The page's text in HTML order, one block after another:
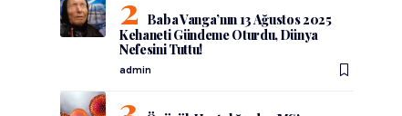
Baba Vanga’nın 13 Ağustos 2025
Kehaneti Gündeme Oturdu, Dünya
Nefesini Tuttu!
admin